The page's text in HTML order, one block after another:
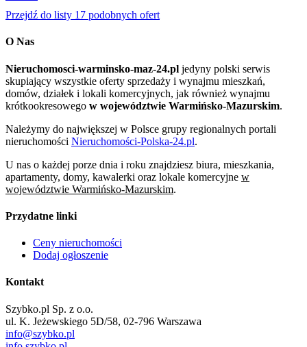
Przejdź do listy 17 podobnych ofert
O Nas
Nieruchomosci-warminsko-maz-24.pl jedyny polski serwis
skupiający wszystkie oferty sprzedaży i wynajmu mieszkań,
domów, działek i lokali komercyjnych, jak również wynajmu
krótkookresowego w województwie Warmińsko-Mazurskim.
Należymy do największej w Polsce grupy regionalnych portali
nieruchomości Nieruchomości-Polska-24.pl.
U nas o każdej porze dnia i roku znajdziesz biura, mieszkania,
apartamenty, domy, kawalerki oraz lokale komercyjne w
województwie Warmińsko-Mazurskim.
Przydatne linki
Ceny nieruchomości
Dodaj ogłoszenie
Kontakt
Szybko.pl Sp. z o.o.
ul. K. Jeżewskiego 5D/58, 02-796 Warszawa
info@szybko.pl